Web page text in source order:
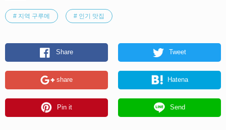
# 지역 구루메 # 인기 맛집
Share Tweet
share Hatena
Pin it Send